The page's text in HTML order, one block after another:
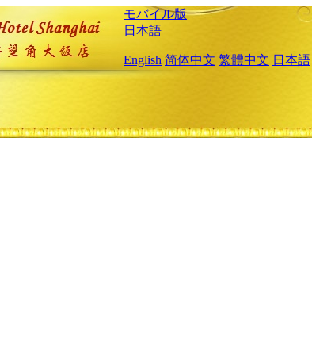
モバイル版
日本語
English 简体中文 繁體中文 日本語